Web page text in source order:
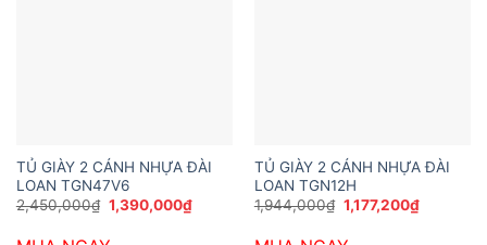
TỦ GIÀY 2 CÁNH NHỰA ĐÀI
LOAN TGN47V6
2,450,000₫ Giá
gốc
1,390,000₫Giá
hiện
TỦ GIÀY 2 CÁNH NHỰA ĐÀI
LOAN TGN12H
1,944,000₫ Giá
gốc
1,177,200₫Giá
hiện